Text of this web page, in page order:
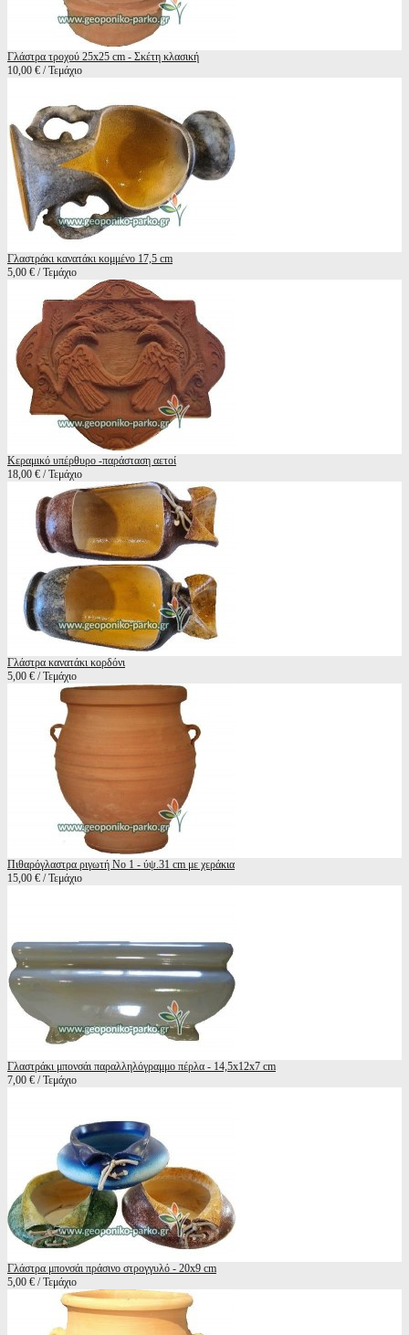
Γλάστρα τροχού 25x25 cm - Σκέτη κλασική
10,00 € / Τεμάχιο
Γλαστράκι κανατάκι κομμένο 17,5 cm
5,00 € / Τεμάχιο
Κεραμικό υπέρθυρο -παράσταση αετοί
18,00 € / Τεμάχιο
Γλάστρα κανατάκι κορδόνι
5,00 € / Τεμάχιο
Πιθαρόγλαστρα ριγωτή Νο 1 - ύψ.31 cm με χεράκια
15,00 € / Τεμάχιο
Γλαστράκι μπονσάι παραλληλόγραμμο πέρλα - 14,5x12x7 cm
7,00 € / Τεμάχιο
Γλάστρα μπονσάι πράσινο στρογγυλό - 20x9 cm
5,00 € / Τεμάχιο